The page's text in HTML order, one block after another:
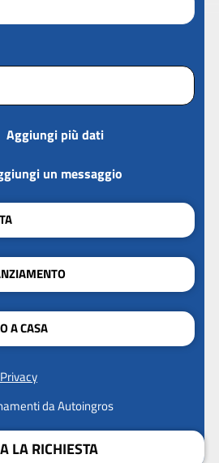
Aggiungi più dati
un messaggio
A CASA
da Autoingros
LA RICHIESTA